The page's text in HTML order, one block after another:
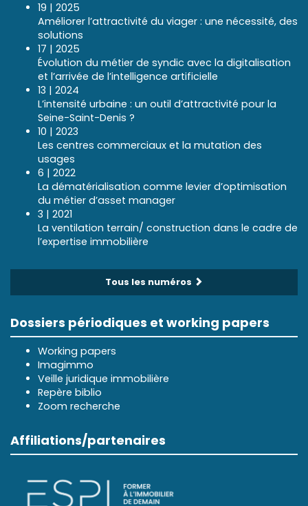
19 | 2025
Améliorer l’attractivité du viager : une nécessité, des
solutions
17 | 2025
Évolution du métier de syndic avec la digitalisation
et l’arrivée de l’intelligence artificielle
13 | 2024
L’intensité urbaine : un outil d’attractivité pour la
Seine-Saint-Denis ?
10 | 2023
Les centres commerciaux et la mutation des
usages
6 | 2022
La dématérialisation comme levier d’optimisation
du métier d’asset manager
3 | 2021
La ventilation terrain/ construction dans le cadre de
l’expertise immobilière
Tous les numéros
Dossiers périodiques et working papers
Working papers
Imagimmo
Veille juridique immobilière
Repère biblio
Zoom recherche
Affiliations/partenaires